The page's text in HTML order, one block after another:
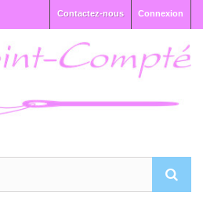
Connexion
Contactez-nous